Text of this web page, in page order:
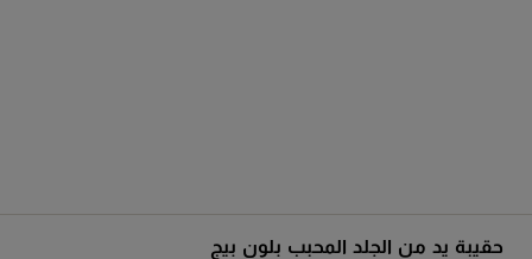
حقيبة يد من الجلد المحبب بلون بيج